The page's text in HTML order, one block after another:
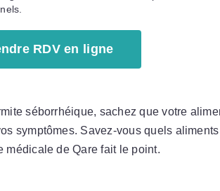
RDV en ligne
séborrhéique, sachez que votre
symptômes. Savez-vous quels
médicale de Qare fait le point.